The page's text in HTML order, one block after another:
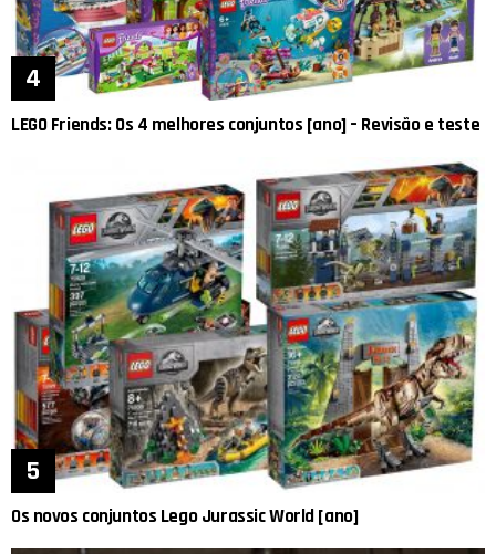
LEGO Friends: Os 4 melhores conjuntos [ano] – Revisão e teste
Os novos conjuntos Lego Jurassic World [ano]